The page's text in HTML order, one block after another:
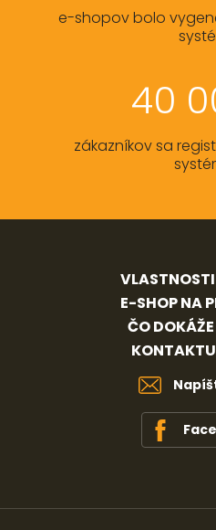
e-shopov bolo
40
zákazníkov sa
E-SHOP NA
ČO